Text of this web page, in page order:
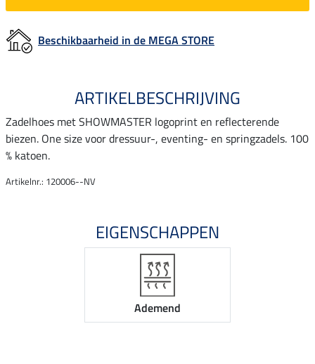
Beschikbaarheid in de MEGA STORE
ARTIKELBESCHRIJVING
Zadelhoes met SHOWMASTER logoprint en reflecterende
biezen. One size voor dressuur-, eventing- en springzadels. 100
% katoen.
Artikelnr.: 120006--NV
EIGENSCHAPPEN
Ademend